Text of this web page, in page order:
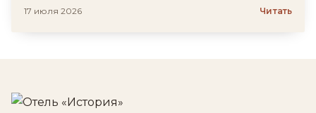
17 июля 2026 Читать